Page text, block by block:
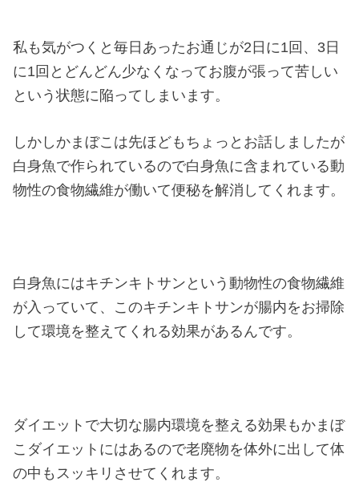
私も気がつくと毎日あったお通じが2日に1回、3日
に1回とどんどん少なくなってお腹が張って苦しい
という状態に陥ってしまいます。
しかしかまぼこは先ほどもちょっとお話しましたが
白身魚で作られているので白身魚に含まれている動
物性の食物繊維が働いて便秘を解消してくれます。
白身魚にはキチンキトサンという動物性の食物繊維
が入っていて、このキチンキトサンが腸内をお掃除
して環境を整えてくれる効果があるんです。
ダイエットで大切な腸内環境を整える効果もかまぼ
こダイエットにはあるので老廃物を体外に出して体
の中もスッキリさせてくれます。